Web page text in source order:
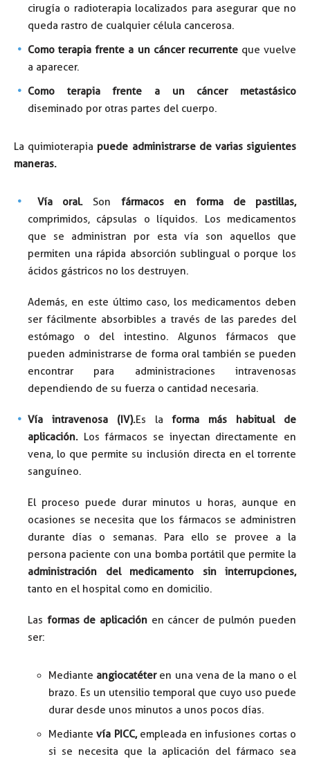
cirugía o radioterapia localizados para asegurar que no
queda rastro de cualquier célula cancerosa.
Como terapia frente a un cáncer recurrenteque vuelve
a aparecer.
Como terapia frente a un cáncer metastásico
diseminado por otras partes del cuerpo.
La quimioterapia puede administrarse de varias siguientes
maneras.
Vía oral. Son fármacos en forma de pastillas,
comprimidos, cápsulas o líquidos. Los medicamentos
que se administran por esta vía son aquellos que
permiten una rápida absorción sublingual o porque los
ácidos gástricos no los destruyen.
Además, en este último caso, los medicamentos deben
ser fácilmente absorbibles a través de las paredes del
estómago o del intestino. Algunos fármacos que
pueden administrarse de forma oral también se pueden
encontrar para administraciones intravenosas
dependiendo de su fuerza o cantidad necesaria.
Vía intravenosa (IV).Es laforma más habitual de
aplicación. Los fármacos se inyectan directamente en
vena, lo que permite su inclusión directa en el torrente
sanguíneo.
El proceso puede durar minutos u horas, aunque en
ocasiones se necesita que los fármacos se administren
durante días o semanas. Para ello se provee a la
persona paciente con una bomba portátil que permite la
administración del medicamento sin interrupciones,
tanto en el hospital como en domicilio.
Las formas de aplicaciónen cáncer de pulmón pueden
ser:
Mediante angiocatéteren una vena de la mano o el
brazo. Es un utensilio temporal que cuyo uso puede
durar desde unos minutos a unos pocos días.
Mediantevía PICC,empleada en infusiones cortas o
si se necesita que la aplicación del fármaco sea